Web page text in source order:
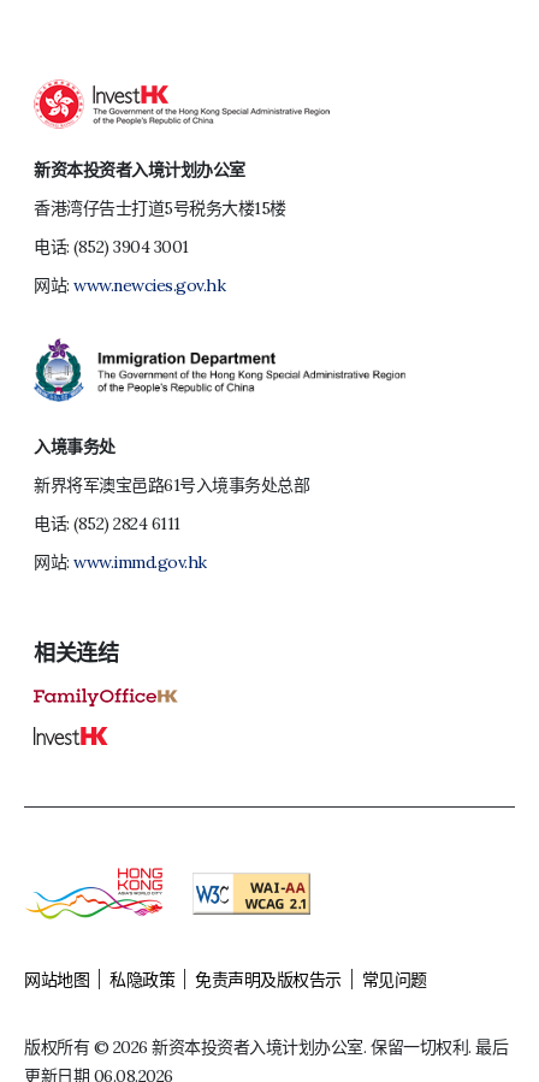
新资本投资者入境计划办公室
香港湾仔告士打道5号税务大楼15楼
电话:(852) 3904 3001
网站:www.newcies.gov.hk
入境事务处
新界将军澳宝邑路61号入境事务处总部
电话:(852) 2824 6111
网站:www.immd.gov.hk
相关连结
网站地图 私隐政策 免责声明及版权告示 常见问题
版权所有 © 2026 新资本投资者入境计划办公室. 保留一切权利. 最后
更新日期 06.08.2026